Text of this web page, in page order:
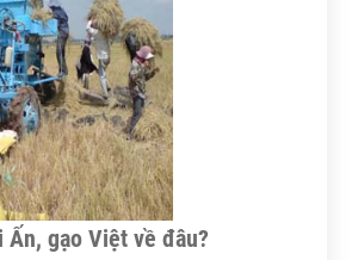
Ấn, gạo Việt về đâu?